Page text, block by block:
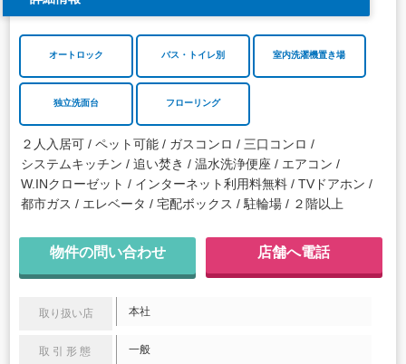
オートロック バス・トイレ別 室内洗濯機置き場
独立洗面台 フローリング
２人入居可 ペット可能 ガスコンロ
三口コンロ
システムキッチン
追い焚き 温水洗浄便座
エアコン
W.INクローゼット
インターネット利用料無料
TVドアホン
都市ガス
エレベータ 宅配ボックス 駐輪場 ２階以上
物件の問い合わせ 店舗へ電話
取り扱い店 本社
取引形態 一般